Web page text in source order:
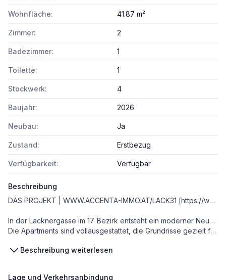
Wohnfläche: 41.87 m²
Zimmer: 2
Badezimmer: 1
Toilette: 1
Stockwerk: 4
Baujahr: 2026
Neubau: Ja
Zustand: Erstbezug
Verfügbarkeit: Verfügbar
Beschreibung
DAS PROJEKT | WWW.ACCENTA-IMMO.AT/LACK31 [https://www.accenta-immo.at/lack31]
In der Lacknergasse im 17. Bezirk entsteht ein moderner Neubau mit exklusivem Wohnkomfort. Zum Verkauf stehen drei hochwertige Dachgeschosswohnungen mit großzügigen Außenflächen sowie dreizehn attraktive Serviced-Apartments für Anleger.
Die Apartments sind vollausgestattet, die Grundrisse gezielt für die Anforderungen der Kurzzeitvermietung konzipiert und als Beherbergungsstätte gewidmet. Alle Vermieteraufgaben übernimmt „Vienna Residence“, der renommierte Betreiber und Spezialist für Kurzzeitvermietung. Für die nächsten 25 Jahre trägt der Betreiber sämtliche Betriebs-, Verbrauchs-, Energie- und Instandhaltungskosten und die Mieteinnahmen werden über einen gemeinsamen Mietenpool prozentuell auf Basis eines speziell errechneten „Rendite-Nutzwertes“ unter den Eigentümern verteilt. Dieser Verteilungsschlüssel sorgt für volle Transparenz und garantiert jedem Eigentümer die gleiche Rendite.
VORSORGE-WOHNUNGS-MODELL MIT SORGLOS-VERMIETUNGS-KONZEPT:
Beschreibung weiterlesen
Lage und Verkehrsanbindung